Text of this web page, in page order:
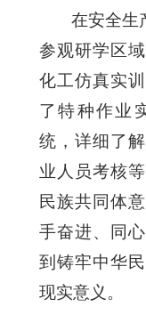
在安全生
参观研学区
化工仿真实
了特种作业
统，详细了
业人员考核
民族共同体
手奋进、同
到铸牢中华
现实意义。